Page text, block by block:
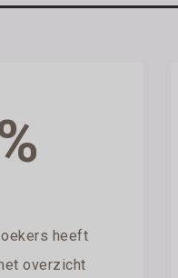
heeft
overzicht